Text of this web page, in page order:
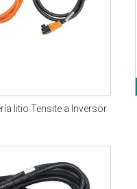
litio Tensite a Inversor